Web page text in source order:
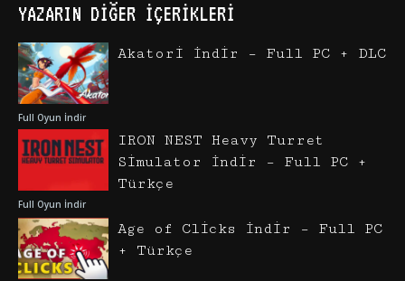
YAZARIN DIĞER İÇERIKLERI
Full Oyun İndir
Akatori İndir – Full PC + DLC
Full Oyun İndir
IRON NEST Heavy Turret
Simulator İndir – Full PC +
Türkçe
Age of Clicks İndir – Full PC
+ Türkçe